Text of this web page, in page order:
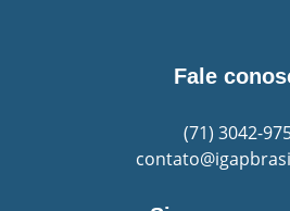
Fale
(71)3042-